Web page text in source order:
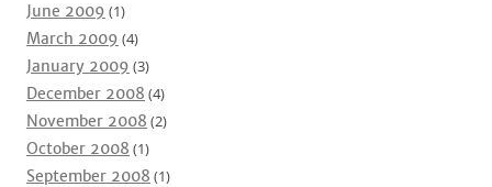
June 2009 (1)
March 2009 (4)
January 2009 (3)
December 2008 (4)
November 2008 (2)
October 2008 (1)
September 2008 (1)